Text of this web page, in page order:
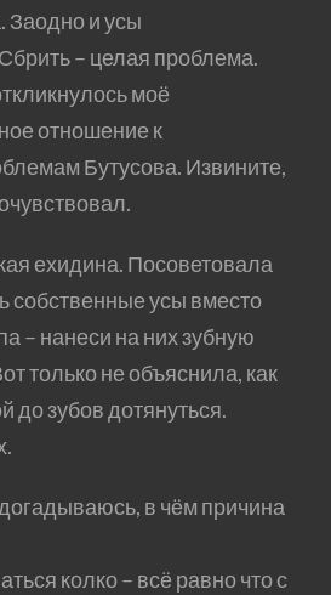
Заодно и усы
– целая проблема.
моё
отношение к
Бутусова. Извините,
ехидина. Посоветовала
собственные усы вместо
– нанеси на них зубную
только не объяснила, как
до зубов дотянуться.
в чём причина
колко – всё равно что с